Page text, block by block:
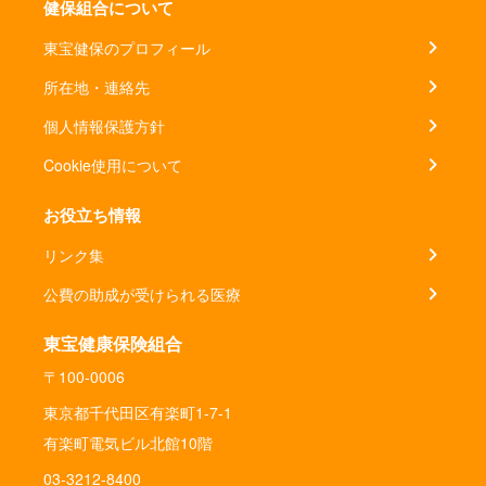
健保組合について
東宝健保のプロフィール
所在地・連絡先
個人情報保護方針
Cookie使用について
お役立ち情報
リンク集
公費の助成が受けられる医療
東宝健康保険組合
〒100-0006
東京都千代田区有楽町1-7-1
有楽町電気ビル北館10階
03-3212-8400